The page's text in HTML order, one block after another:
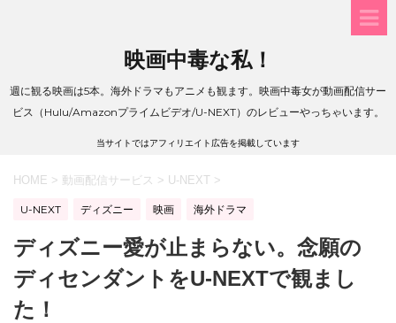
映画中毒な私！
週に観る映画は5本。海外ドラマもアニメも観ます。映画中毒女が動画配信サー
ビス（Hulu/Amazonプライムビデオ/U-NEXT）のレビューやっちゃいます。
当サイトではアフィリエイト広告を掲載しています
HOME > 動画配信サービス > U-NEXT >
U-NEXT ディズニー 映画 海外ドラマ
ディズニー愛が止まらない。念願の
ディセンダントをU-NEXTで観まし
た！